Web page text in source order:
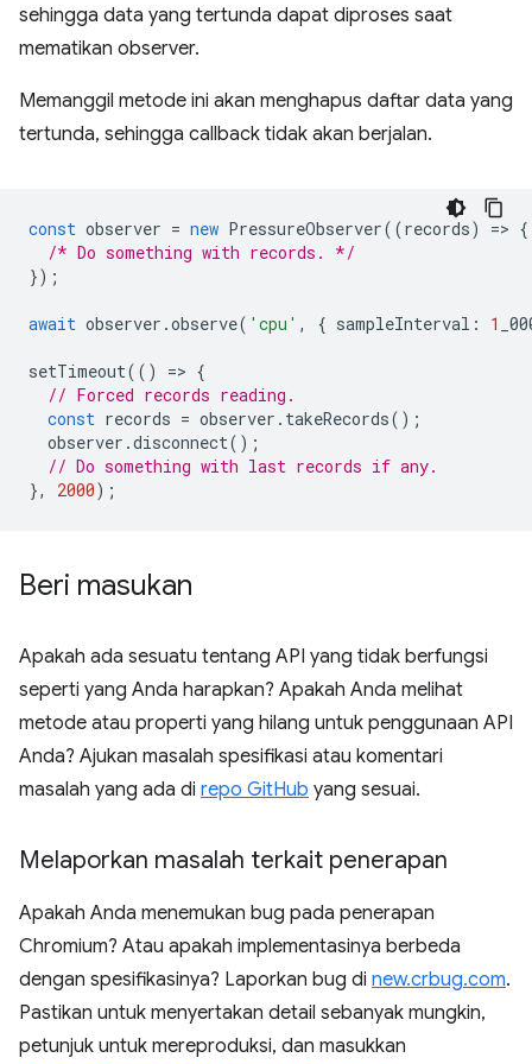
sehingga data yang tertunda dapat diproses saat
mematikan observer.
Memanggil metode ini akan menghapus daftar data yang
tertunda, sehingga callback tidak akan berjalan.
const observer = new PressureObserver((records) => {
/* Do something with records. */
});
await observer .observe( 'cpu' , { sampleInterval : 1
setTimeout(() => {
// Forced records reading.
const records = observer . takeRecords();
observer .disconnect();
// Do something with last records if any.
},
2000);
Beri masukan
Apakah ada sesuatu tentang API yang tidak berfungsi
seperti yang Anda harapkan? Apakah Anda melihat
metode atau properti yang hilang untuk penggunaan API
Anda? Ajukan masalah spesifikasi atau komentari
masalah yang ada di repo GitHub yang sesuai.
Melaporkan masalah terkait penerapan
Apakah Anda menemukan bug pada penerapan
Chromium? Atau apakah implementasinya berbeda
dengan spesifikasinya? Laporkan bug di new.crbug.com.
Pastikan untuk menyertakan detail sebanyak mungkin,
petunjuk untuk mereproduksi, dan masukkan